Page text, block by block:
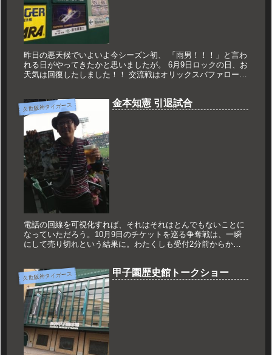
昨日の悪天候でいよいよ今シーズン初、 「雨男！！！」と言わ
れる日がやってきたかと思いましたが。 6月9日ロックの日、お
天気は回復したしました！！ 交流戦はオリックスバファローズ
久世阪神タイガース 金本知憲 引退試合
電話の回線を可視化すれば、それはそれはとんでもないことに
なっていただろう。10月9日のチケットを巡る争奪戦は、一瞬
にして売り切れという結果に。わたくしも受付2分前からかけ
久世阪神タイガース 甲子園歴史館トークショー